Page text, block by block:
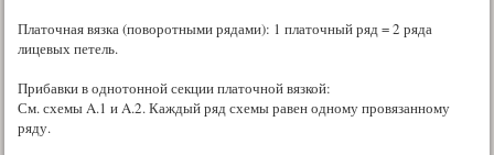
Платочная вязка (поворотными рядами): 1 платочный ряд = 2 ряда
лицевых петель.
Прибавки в однотонной секции платочной вязкой:
См. схемы A.1 и A.2. Каждый ряд схемы равен одному провязанному
ряду.